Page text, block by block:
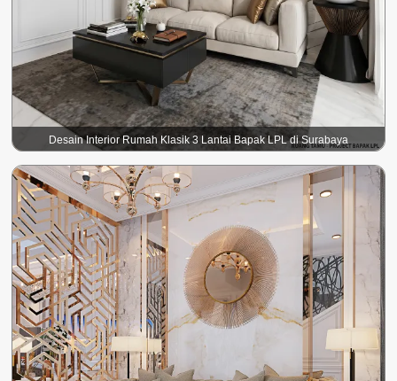
Desain Interior Rumah Klasik 3 Lantai Bapak LPL di Surabaya